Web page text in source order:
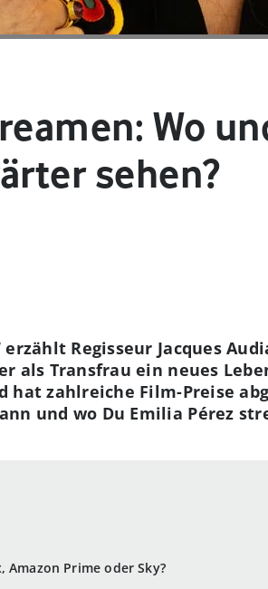
Wo
sehen?
Amazon Prime oder Sky?
Regisseur Jacques
als Transfrau ein neues
hat zahlreiche Film-Preise
und wo Du Emilia Pérez